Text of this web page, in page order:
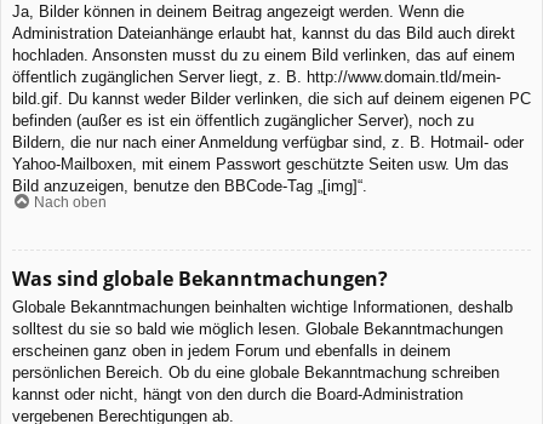
Ja, Bilder können in deinem Beitrag angezeigt werden. Wenn die
Administration Dateianhänge erlaubt hat, kannst du das Bild auch direkt
hochladen. Ansonsten musst du zu einem Bild verlinken, das auf einem
öffentlich zugänglichen Server liegt, z. B. http://www.domain.tld/mein-
bild.gif. Du kannst weder Bilder verlinken, die sich auf deinem eigenen PC
befinden (außer es ist ein öffentlich zugänglicher Server), noch zu
Bildern, die nur nach einer Anmeldung verfügbar sind, z. B. Hotmail- oder
Yahoo-Mailboxen, mit einem Passwort geschützte Seiten usw. Um das
Bild anzuzeigen, benutze den BBCode-Tag „[img]“.
Nach oben
Was sind globale Bekanntmachungen?
Globale Bekanntmachungen beinhalten wichtige Informationen, deshalb
solltest du sie so bald wie möglich lesen. Globale Bekanntmachungen
erscheinen ganz oben in jedem Forum und ebenfalls in deinem
persönlichen Bereich. Ob du eine globale Bekanntmachung schreiben
kannst oder nicht, hängt von den durch die Board-Administration
vergebenen Berechtigungen ab.